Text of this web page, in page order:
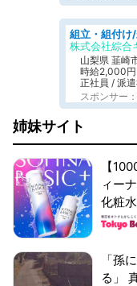
株式会社綜合
山梨県 韮崎
時給2,000
正社員 / 派
スポンサー
姉妹サイト
【
ィー
化粧
「孫
る」